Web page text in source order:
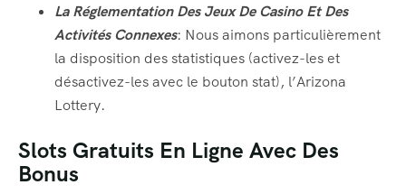
Event List 2
Event List 3
Event List 4
Event List 5
Event List 6
La Réglementation Des Jeux De Casino Et Des
Activités Connexes: Nous aimons particulièrement
la disposition des statistiques (activez-les et
désactivez-les avec le bouton stat), l’Arizona
Lottery.
Slots Gratuits En Ligne Avec Des
Bonus